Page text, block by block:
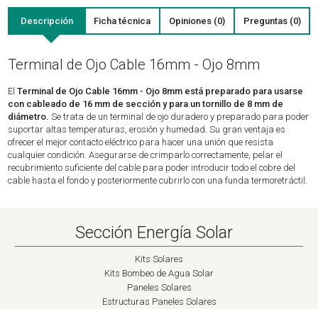
Descripción Ficha técnica Opiniones (0) Preguntas (0)
Terminal de Ojo Cable 16mm - Ojo 8mm
ElTerminal de Ojo Cable 16mm - Ojo 8mm está preparado para usarse
con cableado de 16 mm de sección y para un tornillo de 8 mm de
diámetro. Se trata de un terminal de ojo duradero y preparado para poder
suportar altas temperaturas, erosión y humedad. Su gran ventaja es
ofrecer el mejor contacto eléctrico para hacer una unión que resista
cualquier condición. Asegurarse de crimparlo correctamente, pelar el
recubrimiento suficiente del cable para poder introducir todo el cobre del
cable hasta el fondo y posteriormente cubrirlo con una funda termoretráctil.
Sección Energía Solar
Kits Solares
Kits Bombeo de Agua Solar
Paneles Solares
Estructuras Paneles Solares